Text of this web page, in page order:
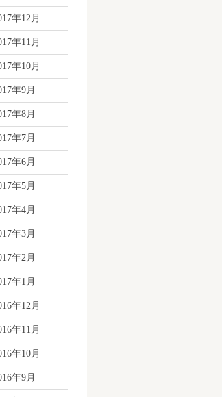
年12月
年11月
年10月
年9月
年8月
年7月
年6月
年5月
年4月
年3月
年2月
年1月
年12月
年11月
年10月
年9月